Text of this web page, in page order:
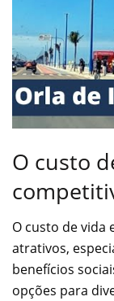
O custo
O custo de vida
atrativos,
benefícios
opções para